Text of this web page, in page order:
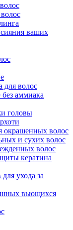
ваших
для волос
аммиака
головы
окрашенных волос
и сухих волос
волос
кератина
ухода за
вьющихся